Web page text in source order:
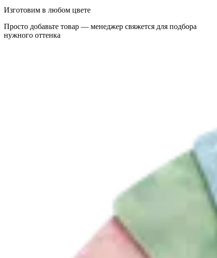
Изготовим в любом цвете
Просто добавьте товар — менеджер свяжется для подбора
нужного оттенка